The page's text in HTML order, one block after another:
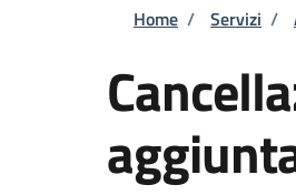
Briciole
Home / Servizi /